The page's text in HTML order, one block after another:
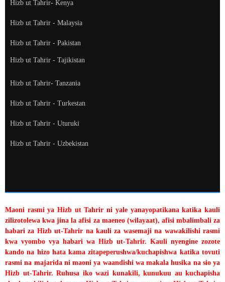
Hizb ut Tahrir- Kenya
Hizb ut Tahrir - Malaysia
Hizb ut Tahrir - Pakistan
Hizb ut Tahrir - Tajikistan
Hizb ut Tahrir- Tanzania
Hizb ut Tahrir - Turkestan
Hizb ut Tahrir - Uturuki
Hizb ut Tahrir - Uzbekistan
Maoni rasmi ya Hizb ut Tahrir ni yale yanayopatikana katika kauli
zilizotolewa kwa jina la afisi za maeneo (wilayaat), afisi mbalimbali za
habari za Hizb ut-Tahrir na kauli za wasemaji na wawakilishi rasmi
kwa vyombo vya habari wa Hizb ut-Tahrir. Kauli nyengine zozote
kando na hizo hata kama zitapeperushwa/kuchapishwa katika tovuti
rasmi na majarida ni maoni ya waandishi wa makala husika na sio ya
Hizb ut-Tahrir. Ruhusa iko wazi kunakili, kunukuu au kuchapisha